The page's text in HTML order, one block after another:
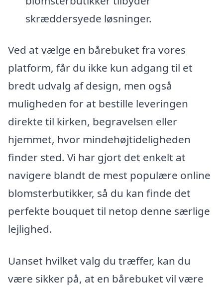
skræddersyede løsninger.
Ved at vælge en bårebuket fra vores
platform, får du ikke kun adgang til et
bredt udvalg af design, men også
muligheden for at bestille leveringen
direkte til kirken, begravelsen eller
hjemmet, hvor mindehøjtideligheden
finder sted. Vi har gjort det enkelt at
navigere blandt de mest populære online
blomsterbutikker, så du kan finde det
perfekte bouquet til netop denne særlige
lejlighed.
Uanset hvilket valg du træffer, kan du
være sikker på, at en bårebuket vil være